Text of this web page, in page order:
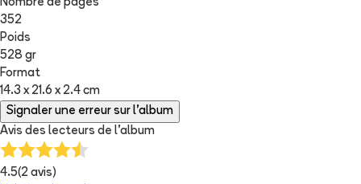
Nombre de pages
352
Poids
528 gr
Format
14.3 x 21.6 x 2.4 cm
Signaler une erreur sur l'album
Avis des lecteurs de l'album
4.5(2 avis)